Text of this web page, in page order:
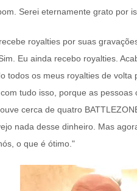
Serei eternamente grato por
royalties por suas
Eu ainda recebo royalties.
todos os meus royalties de
tudo isso, porque as
cerca de quatro
nada desse dinheiro. Mas
o que é ótimo."